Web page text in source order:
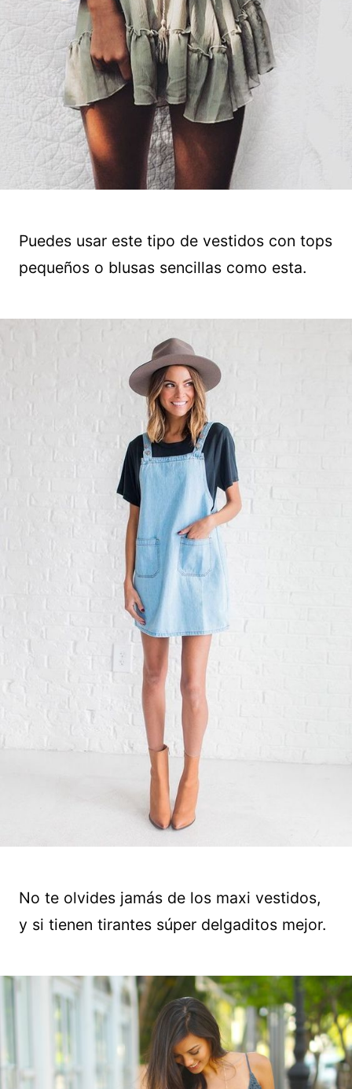
Puedes usar este tipo de vestidos con tops
pequeños o blusas sencillas como esta.
No te olvides jamás de los maxi vestidos,
y si tienen tirantes súper delgaditos mejor.